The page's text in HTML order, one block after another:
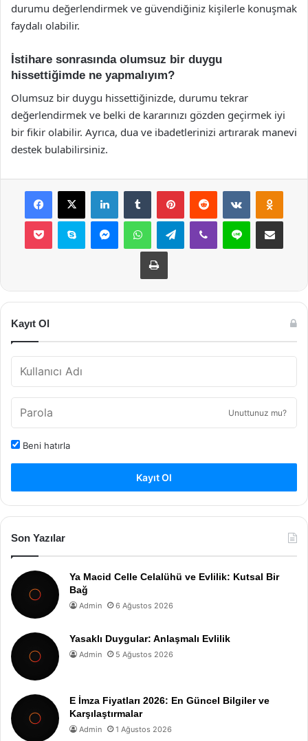
durumu değerlendirmek ve güvendiğiniz kişilerle konuşmak
faydalı olabilir.
İstihare sonrasında olumsuz bir duygu
hissettiğimde ne yapmalıyım?
Olumsuz bir duygu hissettiğinizde, durumu tekrar
değerlendirmek ve belki de kararınızı gözden geçirmek iyi
bir fikir olabilir. Ayrıca, dua ve ibadetlerinizi artırarak manevi
destek bulabilirsiniz.
Facebook
X LinkedInTumblr PinterestReddit VKontakte
Pocket Skype MessengerWhatsAppTelegramViber Line E-Posta ile
Yazdır
Kayıt Ol
Unuttunuz mu?
Beni hatırla
Kayıt Ol
Son Yazılar
Ya Macid Celle Celalühü ve Evlilik: Kutsal Bir
Bağ
Admin 6 Ağustos 2026
Yasaklı Duygular: Anlaşmalı Evlilik
Admin 5 Ağustos 2026
E İmza Fiyatları 2026: En Güncel Bilgiler ve
Karşılaştırmalar
Admin 1 Ağustos 2026